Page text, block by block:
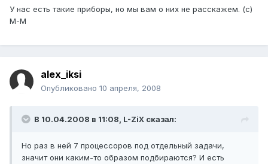
У нас есть такие приборы, но мы вам о них не расскажем. (с)
М-М
alex_iksi
Опубликовано 10 апреля, 2008
В 10.04.2008 в 11:08, L-ZiX сказал:
Но раз в ней 7 процессоров под отдельный задачи,
значит они каким-то образом подбираются? И есть